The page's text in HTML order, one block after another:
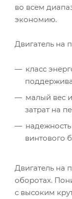
во всем
экономию.
Двигатель на
класс
малый вес
затрат на
винтового
Двигатель на
оборотах.
с высоким